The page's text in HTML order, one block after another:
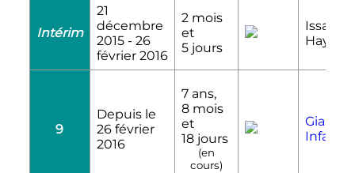
Intérim
21
décembre
2015- 26
février 2016
2 mois
et
5 jours
Issa
9
Depuis le
26 février
2016
7 ans,
8 mois
et
18 jours
(en
cours)
Gianni